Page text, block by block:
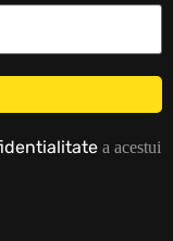
a acestui